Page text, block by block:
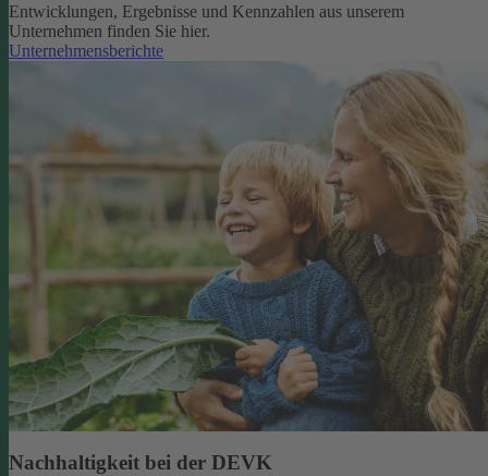
Entwicklungen, Ergebnisse und Kennzahlen aus unserem
Unternehmen finden Sie hier.
Unternehmensberichte
Nachhaltigkeit bei der DEVK